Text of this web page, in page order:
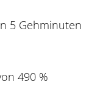
5 Gehminuten
490 %